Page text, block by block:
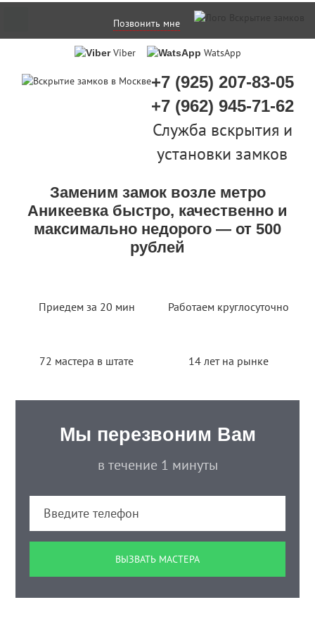
Позвонить мне
Viber WatsApp
+7 (925) 207-83-05
+7 (962) 945-71-62
Служба вскрытия и
установки замков
Заменим замок возле метро
Аникеевка быстро, качественно и
максимально недорого — от 500
рублей
Приедем за 20 мин Работаем круглосуточно
72 мастера в штате 14 лет на рынке
Мы перезвоним Вам
в течение 1 минуты